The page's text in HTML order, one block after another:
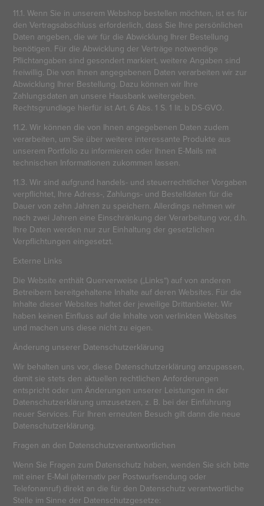
11.1. Wenn Sie in unserem Webshop bestellen möchten, ist es für
den Vertragsabschluss erforderlich, dass Sie Ihre persönlichen
Daten angeben, die wir für die Abwicklung Ihrer Bestellung
benötigen. Für die Abwicklung der Verträge notwendige
Pflichtangaben sind gesondert markiert, weitere Angaben sind
freiwillig. Die von Ihnen angegebenen Daten verarbeiten wir zur
Abwicklung Ihrer Bestellung. Dazu können wir Ihre
Zahlungsdaten an unsere Hausbank weitergeben.
Rechtsgrundlage hierfür ist Art. 6 Abs. 1 S. 1 lit. b DS-GVO.
11.2. Wir können die von Ihnen angegebenen Daten zudem
verarbeiten, um Sie über weitere interessante Produkte aus
unserem Portfolio zu informieren oder Ihnen E-Mails mit
technischen Informationen zukommen lassen.
11.3. Wir sind aufgrund handels- und steuerrechtlicher Vorgaben
verpflichtet, Ihre Adress-, Zahlungs- und Bestelldaten für die
Dauer von zehn Jahren zu speichern. Allerdings nehmen wir
nach zwei Jahren eine Einschränkung der Verarbeitung vor, d.h.
Ihre Daten werden nur zur Einhaltung der gesetzlichen
Verpflichtungen eingesetzt.
Externe Links
Die Website enthält Querverweise („Links“) auf von anderen
Betreibern bereitgehaltene Inhalte auf deren Websites. Für die
Inhalte dieser Websites haftet der jeweilige Drittanbieter. Wir
haben keinen Einfluss auf die Inhalte von verlinkten Websites
und machen uns diese nicht zu eigen.
Änderung unserer Datenschutzerklärung
Wir behalten uns vor, diese Datenschutzerklärung anzupassen,
damit sie stets den aktuellen rechtlichen Anforderungen
entspricht oder um Änderungen unserer Leistungen in der
Datenschutzerklärung umzusetzen, z. B. bei der Einführung
neuer Services. Für Ihren erneuten Besuch gilt dann die neue
Datenschutzerklärung.
Fragen an den Datenschutzverantwortlichen
Wenn Sie Fragen zum Datenschutz haben, wenden Sie sich bitte
mit einer E-Mail (alternativ per Postwurfsendung oder
Telefonanruf) direkt an die für den Datenschutz verantwortliche
Stelle im Sinne der Datenschutzgesetze: